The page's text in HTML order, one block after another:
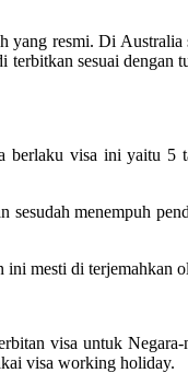
yang resmi. Di
sesuai dengan
berlaku visa ini yaitu 5
menempuh
mesti di terjemahkan
visa untuk Negara-
visa working holiday.